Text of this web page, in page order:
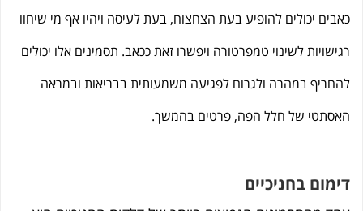
יכולים להופיע בעת הצחצוח, בעת לעיסה ויהיו אף מי שיחוו
לשינוי טמפרטורה ויפשרו זאת ככאב. תסמינים אלו יכולים
במהרה ולגרום לפגיעה משמעותית בבריאות ובמראה
של חלל הפה, פרטים בהמשך.
בחניכיים